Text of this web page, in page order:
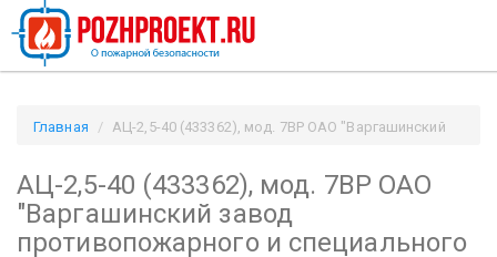
Главная
АЦ-2,5-40 (433362), мод. 7ВР ОАО "Варгашинский
Pozhproekt.ru
АЦ-2,5-40 (433362), мод. 7ВР ОАО
"Варгашинский завод
противопожарного и специального